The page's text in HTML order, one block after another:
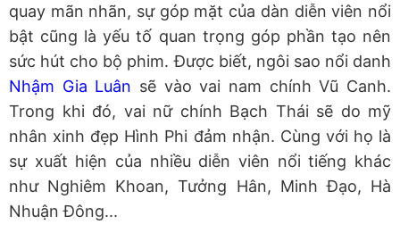
quay mãn nhãn, sự góp mặt của dàn diễn viên nổi
bật cũng là yếu tố quan trọng góp phần tạo nên
sức hút cho bộ phim. Được biết, ngôi sao nổi danh
Nhậm Gia Luân sẽ vào vai nam chính Vũ Canh.
Trong khi đó, vai nữ chính Bạch Thái sẽ do mỹ
nhân xinh đẹp Hình Phi đảm nhận. Cùng với họ là
sự xuất hiện của nhiều diễn viên nổi tiếng khác
như Nghiêm Khoan, Tưởng Hân, Minh Đạo, Hà
Nhuận Đông...